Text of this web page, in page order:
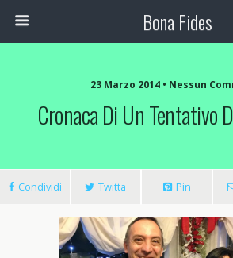
Bona Fides
23 Marzo 2014 • Nessun
Cronaca Di Un Tentativo
Condividi Twitta Pin